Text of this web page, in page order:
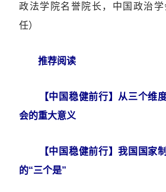
政法学院名誉院长，中国政治
任）
推荐阅读
【中国稳健前行】从三个维度
会的重大意义
【中国稳健前行】我国国家制
的“三个是”